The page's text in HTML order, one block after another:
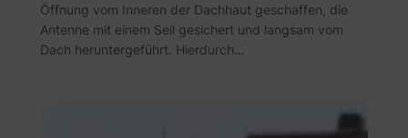
Öffnung vom Inneren der Dachhaut geschaffen, die
Antenne mit einem Seil gesichert und langsam vom
Dach heruntergeführt. Hierdurch…